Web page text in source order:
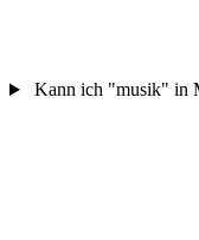
Kann ich "musik" in